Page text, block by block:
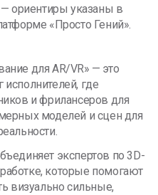
— ориентиры указаны в
«Просто Гений».
для AR/VR» — это
где
и фрилансеров для
моделей и сцен для
экспертов по 3D-
которые помогают
визуально сильные,